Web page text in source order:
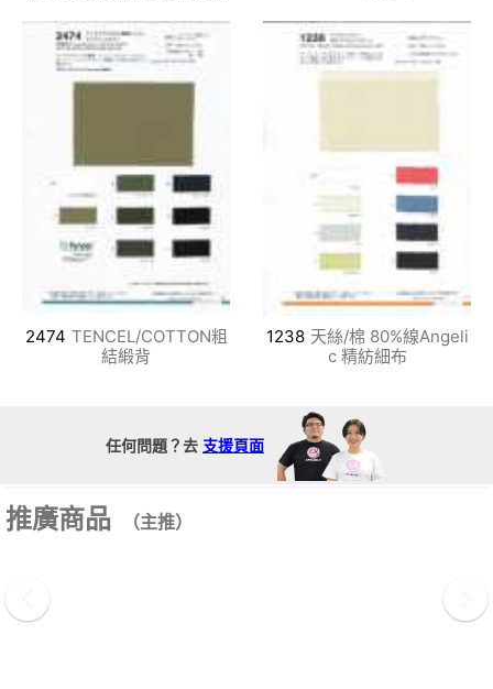
2474 TENCEL/COTTON粗
結緞背
1238 天絲/棉 80%線Angeli
c 精紡細布
任何問題？去 支援頁面
推廣商品 （主推）